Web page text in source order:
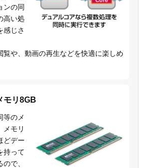
ンの同
高い処
感じさ
覧や、動画の再生などを快適に楽しめ
モリ8GB
等のメ
メモリ
どデー
持って
で、